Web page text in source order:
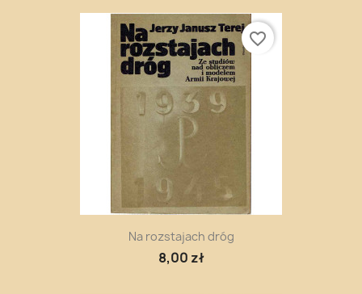
Na rozstajach dróg
8,00 zł
favorite_border